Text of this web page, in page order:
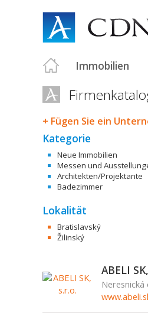
Immobilien
+ Fügen Sie ein
Kategorie
Neue Immobilien
Messen und
Architekten/Projektante
Badezimmer
Lokalität
Bratislavský
Žilinský
ABELI
Neresnická